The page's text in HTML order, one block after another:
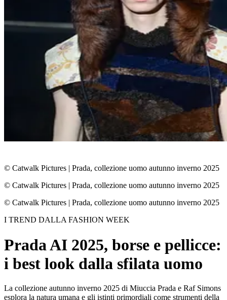
© Catwalk Pictures | Prada, collezione uomo autunno inverno 2025
© Catwalk Pictures | Prada, collezione uomo autunno inverno 2025
© Catwalk Pictures | Prada, collezione uomo autunno inverno 2025
I TREND DALLA FASHION WEEK
Prada AI 2025, borse e pellicce:
i best look dalla sfilata uomo
La collezione autunno inverno 2025 di Miuccia Prada e Raf Simons
esplora la natura umana e gli istinti primordiali come strumenti della